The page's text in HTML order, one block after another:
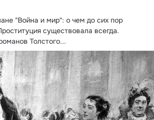
"Война и мир": о чем до сих пор
существовала всегда.
Толстого...